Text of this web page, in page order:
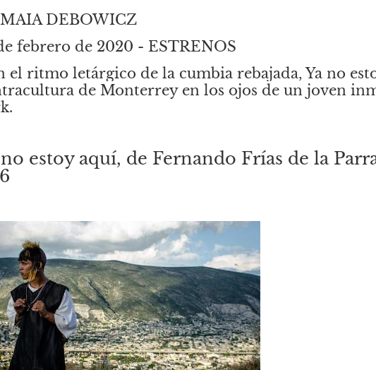
MAIA DEBOWICZ
febrero de 2020 - ESTRENOS
el ritmo letárgico de la cumbia rebajada, Ya no
de Monterrey en los ojos de un joven
estoy aquí, de Fernando Frías de la